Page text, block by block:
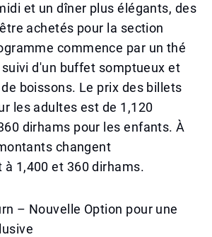
et un dîner plus élégants, des
achetés pour la section
commence par un thé
d'un buffet somptueux et
boissons. Le prix des billets
les adultes est de 1,120
dirhams pour les enfants. À
changent
1,400 et 360 dirhams.
– Nouvelle Option pour une